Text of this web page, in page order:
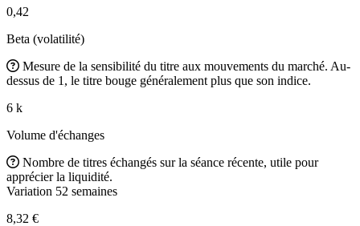
0,42
Beta (volatilité)
Mesure de la sensibilité du titre aux mouvements du marché. Au-
dessus de 1, le titre bouge généralement plus que son indice.
6 k
Volume d'échanges
Nombre de titres échangés sur la séance récente, utile pour
apprécier la liquidité.
Variation 52 semaines
8,32 €